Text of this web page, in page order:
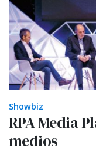
Showbiz
RPA Media
medios